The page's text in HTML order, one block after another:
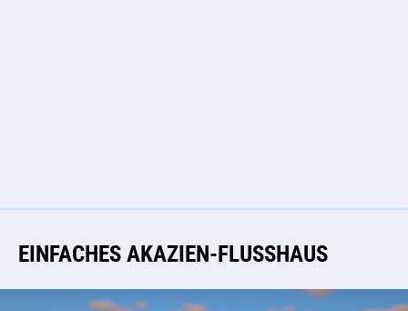
EINFACHES AKAZIEN-FLUSSHAUS